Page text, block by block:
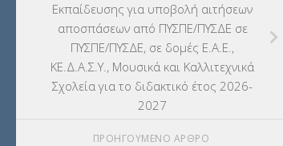
Εκπαίδευσης για υποβολή αιτήσεων
αποσπάσεων από ΠΥΣΠΕ/ΠΥΣΔΕ σε
ΠΥΣΠΕ/ΠΥΣΔΕ, σε δομές Ε.Α.Ε.,
ΚΕ.Δ.Α.Σ.Υ., Μουσικά και Καλλιτεχνικά
Σχολεία για το διδακτικό έτος 2026-
2027
ΠΡΟΗΓΟΎΜΕΝΟ ΆΡΘΡΟ